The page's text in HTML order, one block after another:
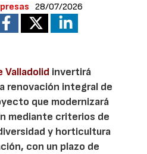
28/07/2026
Valladolid invertirá
renovación integral de
que modernizará
mediante criterios de
y horticultura
con un plazo de